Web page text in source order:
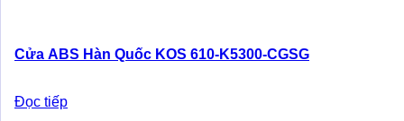
Cửa ABS Hàn Quốc KOS 610-K5300-CGSG
Đọc tiếp